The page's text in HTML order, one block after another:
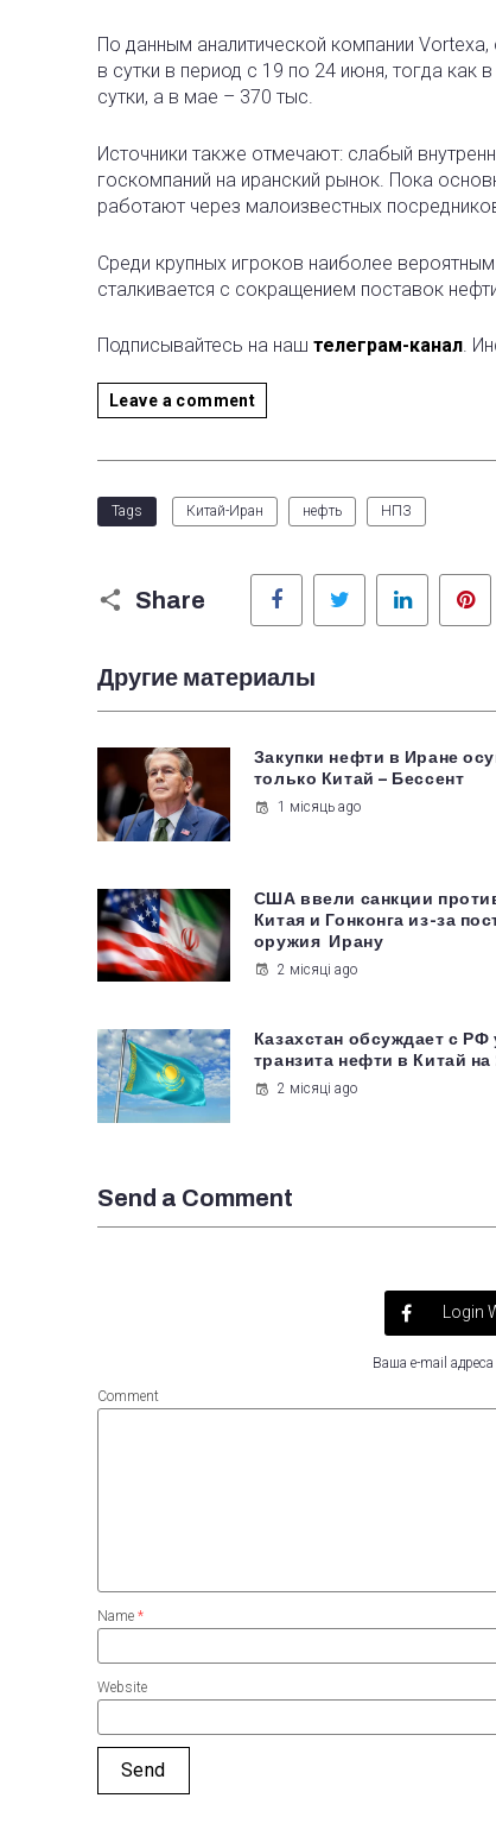
По данным аналитической компании
в сутки в период с 19 по 24 июня, тогда как
сутки, а в мае – 370 тыс.
Источники также отмечают: слабый
госкомпаний на иранский рынок. Пока
работают через малоизвестных
Среди крупных игроков наиболее
сталкивается с сокращением поставок
Подписывайтесь на наш телеграм-канал.
Leave a comment
Tags Китай-Иран нефть НПЗ
Share
Facebook Twitter LinkedIn
Другие материалы
Закупки нефти в Иране
только Китай – Бессент
1 місяць ago
США ввели санкции
Китая и Гонконга из-за
оружия Ирану
2 місяці ago
Казахстан обсуждает с РФ
транзита нефти в Китай
2 місяці ago
Send a Comment
Login
Ваша e-mail
Comment
Name *
Website